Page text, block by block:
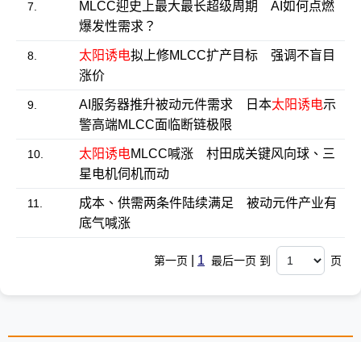
7.
MLCC迎史上最大最长超级周期 AI如何点燃
爆发性需求？
8. 太阳诱电拟上修MLCC扩产目标 强调不盲目
涨价
9. AI服务器推升被动元件需求 日本太阳诱电示
警高端MLCC面临断链极限
10. 太阳诱电MLCC喊涨 村田成关键风向球、三
星电机伺机而动
11.
成本、供需两条件陆续满足 被动元件产业有
底气喊涨
第一页 1 最后一页 到 页